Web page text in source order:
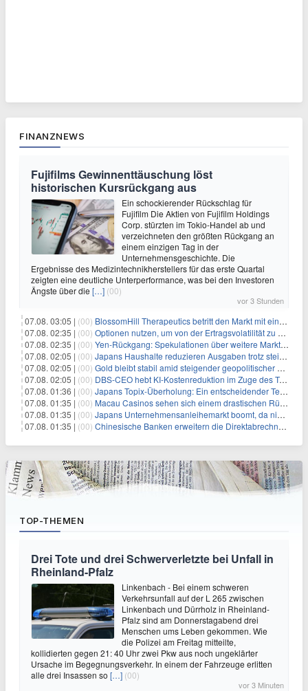
FINANZNEWS
Fujifilms Gewinnenttäuschung löst
historischen Kursrückgang aus
Ein schockierender Rückschlag für
Fujifilm Die Aktien von Fujifilm Holdings
Corp. stürzten im Tokio-Handel ab und
verzeichneten den größten Rückgang an
einem einzigen Tag in der
Unternehmensgeschichte. Die
Ergebnisse des Medizintechnikherstellers für das erste Quartal
zeigten eine deutliche Unterperformance, was bei den Investoren
Ängste über die […] (00)
vor 3 Stunden
07.08. 03:05 | (00) BlossomHill Therapeutics betritt den Markt mit einem IPO-Boost von 150 Millionen Dollar
07.08. 02:35 | (00) Optionen nutzen, um von der Ertragsvolatilität zu profitieren
07.08. 02:35 | (00) Yen-Rückgang: Spekulationen über weitere Marktinterventionen nehmen zu
07.08. 02:05 | (00) Japans Haushalte reduzieren Ausgaben trotz steigender Löhne: Ein Warnsignal für das Wachstum
07.08. 02:05 | (00) Gold bleibt stabil amid steigender geopolitischer Spannungen im Persischen Golf
07.08. 02:05 | (00) DBS-CEO hebt KI-Kostenreduktion im Zuge des Token-Paradoxons hervor
07.08. 01:36 | (00) Japans Topix-Überholung: Ein entscheidender Test für Small Caps
07.08. 01:35 | (00) Macau Casinos sehen sich einem drastischen Rückgang der Einnahmen angesichts der anhaltenden China-Razzia gegenüber
07.08. 01:35 | (00) Japans Unternehmensanleihemarkt boomt, da niedriger bewertete Kreditnehmer nach Schutz durch Covenants suchen
07.08. 01:35 | (00) Chinesische Banken erweitern die Direktabrechnung zur Unterstützung der globalen Rolle des Yuan
TOP-THEMEN
Drei Tote und drei Schwerverletzte bei Unfall in
Rheinland-Pfalz
Linkenbach - Bei einem schweren
Verkehrsunfall auf der L 265 zwischen
Linkenbach und Dürrholz in Rheinland-
Pfalz sind am Donnerstagabend drei
Menschen ums Leben gekommen. Wie
die Polizei am Freitag mitteilte,
kollidierten gegen 21: 40 Uhr zwei Pkw aus noch ungeklärter
Ursache im Begegnungsverkehr. In einem der Fahrzeuge erlitten
alle drei Insassen so […] (00)
vor 3 Minuten